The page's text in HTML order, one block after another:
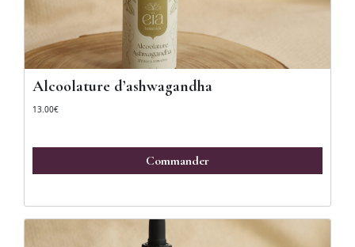
Alcoolature d’ashwagandha
13.00€
Commander